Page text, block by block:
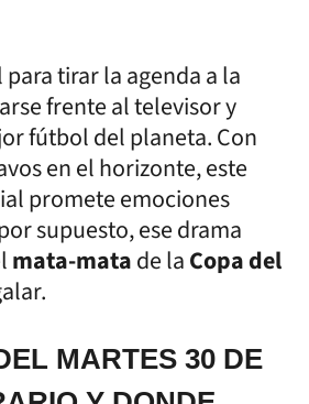
tirar la agenda a la
frente al televisor y
fútbol del planeta. Con
en el horizonte, este
promete emociones
supuesto, ese drama
mata-matade laCopa del
MARTES 30 DE